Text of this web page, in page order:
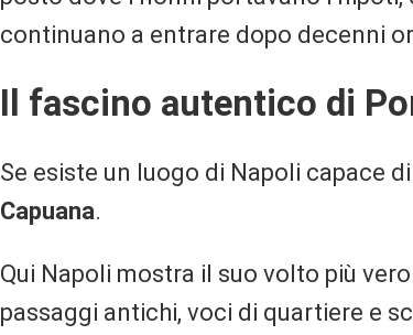
continuano a entrare dopo decenni
Il fascino autentico di
Se esiste un luogo di Napoli capace
Capuana.
Qui Napoli mostra il suo volto più
passaggi antichi, voci di quartiere e